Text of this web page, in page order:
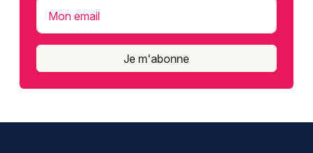
Mon email
Je m'abonne